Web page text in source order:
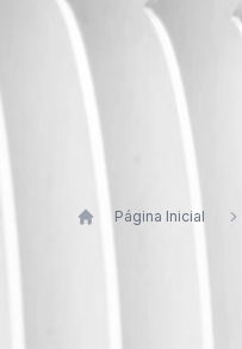
Página Inicial